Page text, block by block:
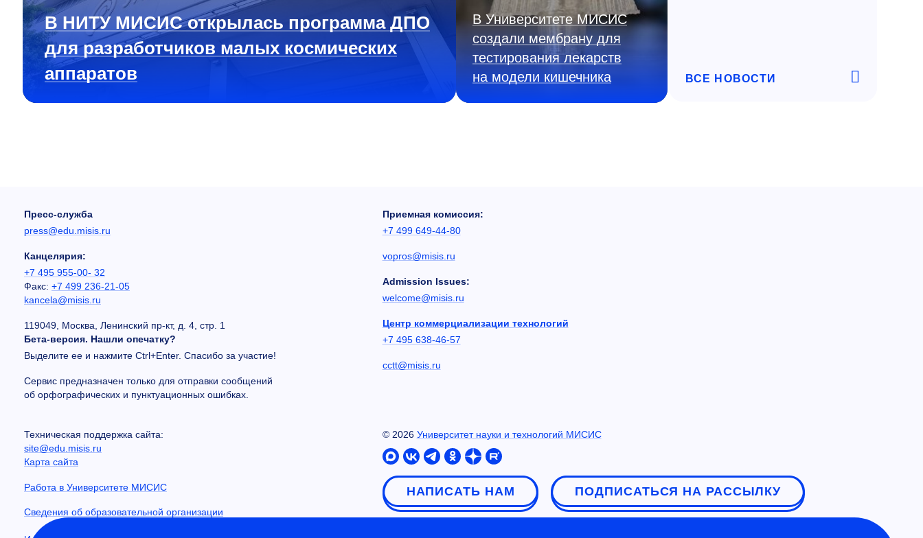
В НИТУ МИСИС открылась программа ДПО
для разработчиков малых космических
аппаратов
В Университете МИСИС
создали мембрану для
тестирования лекарств
на модели кишечника
ВСЕ НОВОСТИ
Пресс-служба
press@edu.misis.ru
Канцелярия:
+7 495 955-00- 32
Факс: +7 499 236-21-05
kancela@misis.ru
119049, Москва, Ленинский пр-кт, д. 4, стр. 1
Бета-версия. Нашли опечатку?
Выделите ее и нажмите Ctrl+Enter. Спасибо за участие!
Сервис предназначен только для отправки сообщений
об орфографических и пунктуационных ошибках.
Приемная комиссия:
+7 499 649-44-80
vopros@misis.ru
Admission Issues:
welcome@misis.ru
Центр коммерциализации технологий
+7 495 638-46-57
cctt@misis.ru
Техническая поддержка сайта:
site@edu.misis.ru
Карта сайта
Работа в Университете МИСИС
Сведения об образовательной организации
© 2026 Университет науки и технологий МИСИС
НАПИСАТЬ НАМ ПОДПИСАТЬСЯ НА РАССЫЛКУ